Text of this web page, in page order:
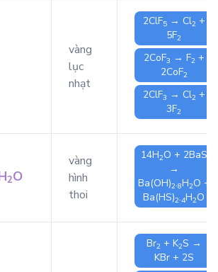
vàng
lục
nhạt
2ClF5→ Cl2 +
5F2
2CoF3 → F2 +
2CoF2
2ClF3 → Cl2 +
3F2
2O
vàng
hình
thoi
14H2O + 2BaS
→
Ba(OH)2.8H2O +
Ba(HS)2.4H2O
Br2 + K2S →
KBr+ 2S